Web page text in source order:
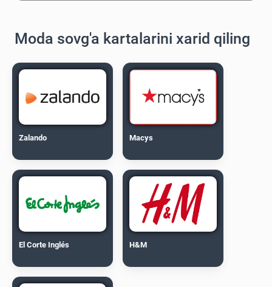
Moda sovg'a kartalarini xarid qiling
Zalando Macys
El Corte Inglés H&M